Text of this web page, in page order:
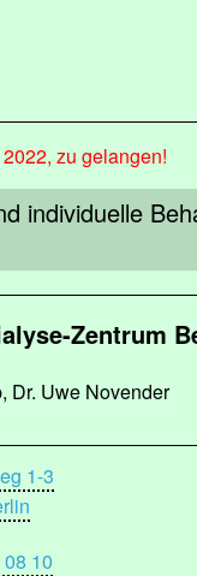
zu gelangen!
individuelle
Zentrum
Dr. Uwe Novender
1-3
10